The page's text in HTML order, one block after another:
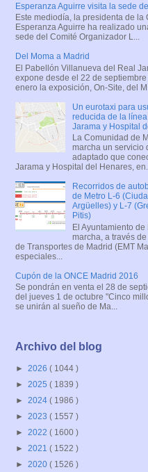
Esperanza Aguirre visita la sede
Este mediodía, la presidenta de la
Esperanza Aguirre ha realizado
sede del Comité Organizador L...
Del Moma a Madrid
El Pabellón Villanueva del Real
expone desde el 22 de
enero la exposición, On-Site, del M...
Un eurotaxi para
reducida de la
Jarama y Hospital
La Comunidad de
marcha un servicio
adaptado que
Jarama y Hospital del Henares,
Recorridos de
de Metro L-6
Argüelles) y L-7
Pitis)
El Ayuntamiento
marcha, a través
de Transportes de Madrid (EMT
especiales...
Cupón de la ONCE Madrid 2016
Se pondrán en venta el 28 de
del jueves 1 de octubre "Cinco
se unirán al sueño de Ma...
Archivo del blog
► 2026 ( 1044 )
► 2025 ( 1839 )
► 2024 ( 1986 )
► 2023 ( 1557 )
► 2022 ( 1600 )
► 2021 ( 1522 )
► 2020 ( 1526 )